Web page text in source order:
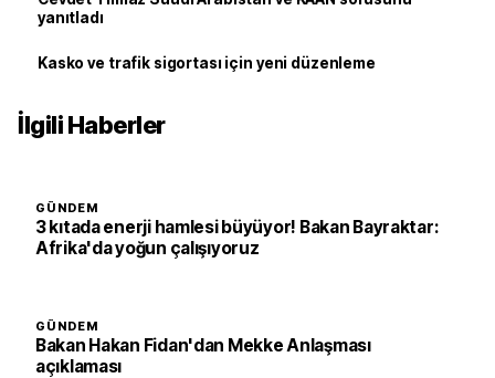
yanıtladı
Kasko ve trafik sigortası için yeni düzenleme
İlgili Haberler
GÜNDEM
3 kıtada enerji hamlesi büyüyor! Bakan Bayraktar:
Afrika'da yoğun çalışıyoruz
GÜNDEM
Bakan Hakan Fidan'dan Mekke Anlaşması
açıklaması